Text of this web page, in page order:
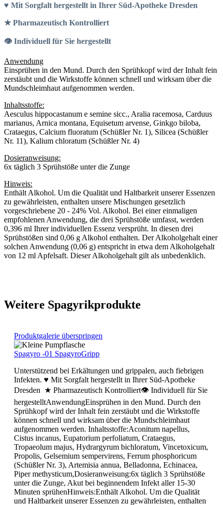
♥ Mit Sorgfalt hergestellt in Ihrer Süd-Apotheke Dresden
★ Pharmazeutisch Kontrolliert
👁 Individuell für Sie hergestellt
Anwendung
Einsprühen in den Mund. Durch den Sprühkopf wird der Inhalt fein
zerstäubt und die Wirkstoffe können schnell und wirksam über die
Mundschleimhaut aufgenommen werden.
Inhaltsstoffe:
Aesculus hippocastanum e semine sicc., Aralia racemosa, Carduus
marianus, Arnica montana, Equisetum arvense, Ginkgo biloba,
Crataegus, Calcium fluoratum (Schüßler Nr. 1), Silicea (Schüßler
Nr. 11), Kalium chloratum (Schüßler Nr. 4)
Dosieranweisung:
6x täglich 3 Sprühstöße unter die Zunge
Hinweis:
Enthält Alkohol. Um die Qualität und Haltbarkeit unserer Essenzen
zu gewährleisten, enthalten unsere Mischungen gesetzlich
vorgeschriebene 20 - 24% Vol. Alkohol. Bei einer einmaligen
empfohlenen Anwendung, die drei Sprühstöße umfasst, werden
0,396 ml Ihrer individuellen Essenz versprüht. In diesen drei
Sprühstößen sind 0,06 g Alkohol enthalten. Der Alkoholgehalt einer
solchen Anwendung (0,06 g) entspricht in etwa dem Alkoholgehalt
von 12 ml Apfelsaft. Dieser Alkoholgehalt gilt als unbedenklich.
Weitere Spagyrikprodukte
Produktgalerie überspringen
Spagyro -01 SpagyroGripp
Unterstützend bei Erkältungen und grippalen, auch fiebrigen
Infekten. ♥ Mit Sorgfalt hergestellt in Ihrer Süd-Apotheke
Dresden ★ Pharmazeutisch Kontrolliert👁 Individuell für Sie
hergestelltAnwendungEinsprühen in den Mund. Durch den
Sprühkopf wird der Inhalt fein zerstäubt und die Wirkstoffe
können schnell und wirksam über die Mundschleimhaut
aufgenommen werden. Inhaltsstoffe:Aconitum napellus,
Cistus incanus, Eupatorium perfoliatum, Crataegus,
Tropaeolum majus, Hydrargyrum bichloratum, Vincetoxicum,
Propolis, Gelsemium sempervirens, Ferrum phosphoricum
(Schüßler Nr. 3), Artemisia annua, Belladonna, Echinacea,
Piper methysticum,Dosieranweisung:6x täglich 3 Sprühstöße
unter die Zunge, Akut bei beginnendem Infekt aller 15-30
Minuten sprühenHinweis:Enthält Alkohol. Um die Qualität
und Haltbarkeit unserer Essenzen zu gewährleisten, enthalten